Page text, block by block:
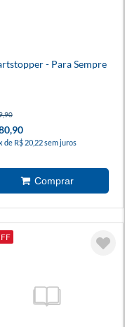
- Para Sempre
de R$ 20,22 sem juros